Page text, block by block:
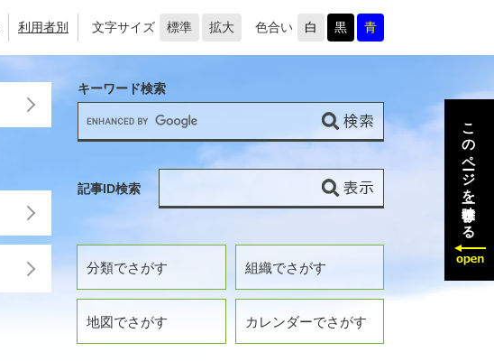
利用者別 文字サイズ 標準 拡大 色合い 白 黒 青
分類でさがす 組織でさがす
地図でさがす カレンダーでさがす
キーワード検索
記事ID検索 このページを一時保存する